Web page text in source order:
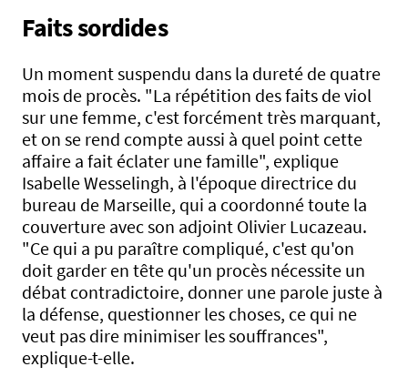
Faits sordides
Un moment suspendu dans la dureté de quatre
mois de procès. "La répétition des faits de viol
sur une femme, c'est forcément très marquant,
et on se rend compte aussi à quel point cette
affaire a fait éclater une famille", explique
Isabelle Wesselingh, à l'époque directrice du
bureau de Marseille, qui a coordonné toute la
couverture avec son adjoint Olivier Lucazeau.
"Ce qui a pu paraître compliqué, c'est qu'on
doit garder en tête qu'un procès nécessite un
débat contradictoire, donner une parole juste à
la défense, questionner les choses, ce qui ne
veut pas dire minimiser les souffrances",
explique-t-elle.